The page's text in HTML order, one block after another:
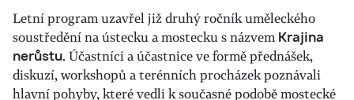
Letní program uzavřel již druhý ročník uměleckého
soustředění na ústecku a mostecku s názvem Krajina
nerůstu. Účastníci a účastnice ve formě přednášek,
diskuzí, workshopů a terénních procházek poznávali
hlavní pohyby, které vedli k současné podobě mostecké